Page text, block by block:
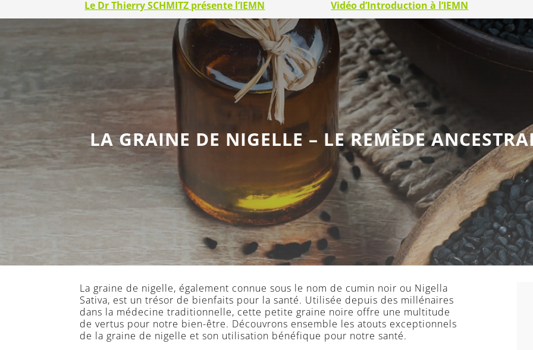
Le Dr Thierry SCHMITZ présente l’IEMN Vidéo d’Introduction à l’IEMN
LA GRAINE DE NIGELLE – LE REMÈDE
La graine de nigelle, également connue sous le nom de cumin noir ou Nigella
Sativa, est un trésor de bienfaits pour la santé. Utilisée depuis des millénaires
dans la médecine traditionnelle, cette petite graine noire offre une multitude
de vertus pour notre bien-être. Découvrons ensemble les atouts exceptionnels
de la graine de nigelle et son utilisation bénéfique pour notre santé.